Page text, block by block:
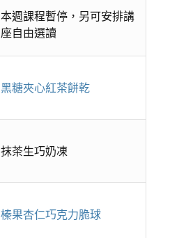
本週課程暫停，另可安排講
座自由選讀
黑糖夾心紅茶餅乾
抹茶生巧奶凍
榛果杏仁巧克力脆球